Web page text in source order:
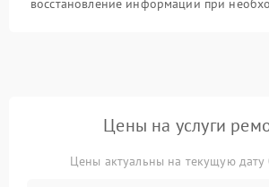
восстановление информации при
Цены на услуги
Цены актуальны на текущую дату